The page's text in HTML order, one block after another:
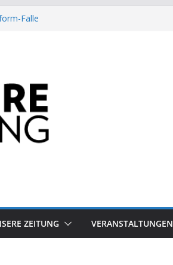
Falle
ZEITUNG VERANSTALTUNGEN